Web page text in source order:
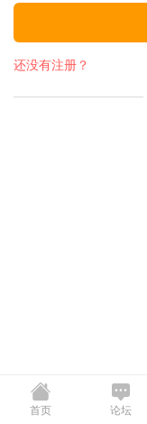
还没有注册？
首页 论坛